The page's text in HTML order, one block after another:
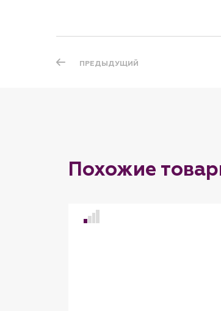
ПРЕДЫДУЩИЙ
Похожие